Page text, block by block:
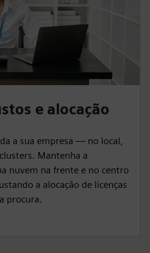
e alocação
a sua empresa — no local,
Mantenha a
nuvem na frente e no centro
a alocação de licenças
procura.